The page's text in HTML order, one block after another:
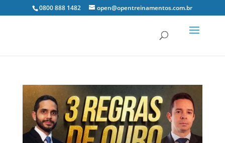
0800 888 1482 open@opentreinamentos.com.br